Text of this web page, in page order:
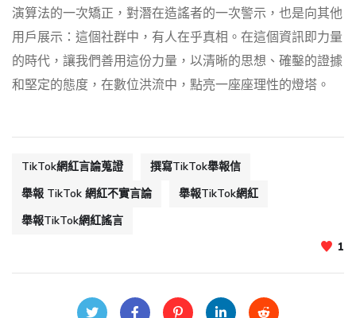
演算法的一次矯正，對潛在造謠者的一次警示，也是向其他
用戶展示：這個社群中，有人在乎真相。在這個資訊即力量
的時代，讓我們善用這份力量，以清晰的思想、確鑿的證據
和堅定的態度，在數位洪流中，點亮一座座理性的燈塔。
TikTok網紅言論蒐證
撰寫TikTok舉報信
舉報 TikTok 網紅不實言論
舉報TikTok網紅
舉報TikTok網紅謠言
1